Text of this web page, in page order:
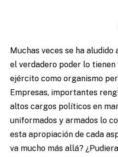
Muchas veces se ha aludido
el verdadero poder lo tienen
ejército como organismo
Empresas, importantes
altos cargos políticos en
uniformados y armados lo
esta apropiación de cada
va mucho más allá?